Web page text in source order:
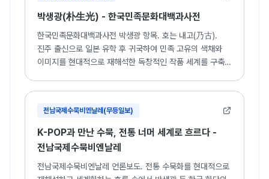
박생광(朴生光) - 한국민족문화대백과사전
한국민족문화대백과사전 박생광 항목. 호는 내고(乃古).
진주 출신으로 일본 유학 후 귀국하여 민족 고유의 색채와
이미지를 현대적으로 재해석한 독창적인 작품 세계를 구축한
전남국제수묵비엔날레(무등일보)
K-POP과 만난 수묵, 전통 너머 세계로 흐르다 -
전남국제수묵비엔날레
전남국제수묵비엔날레 언론보도. 전통 수묵화를 현대적으로